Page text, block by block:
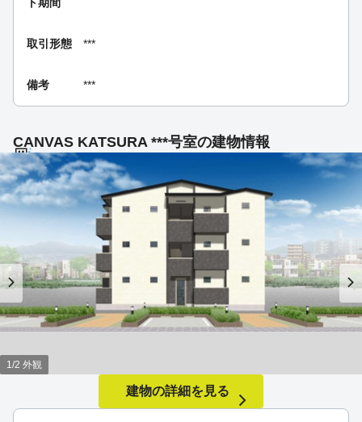
ト期間
取引形態 ***
備考 ***
CANVAS KATSURA ***号室の建物情報
1/2 外観
建物の詳細を見る